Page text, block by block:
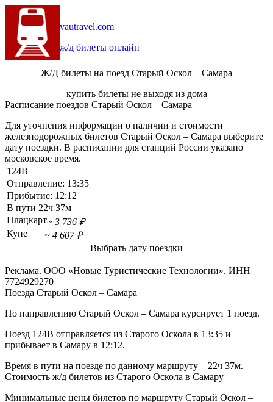
vautravel.com
ж/д билеты онлайн
Ж/Д билеты на поезд Старый Оскол – Самара
купить билеты не выходя из дома
Расписание поездов Старый Оскол – Самара
Для уточнения информации о наличии и стоимости
железнодорожных билетов Старый Оскол – Самара выберите
дату поездки. В расписании для станций России указано
московское время.
124В
Отправление: 13:35
Прибытие: 12:12
В пути 22ч 37м
Плацкарт~ 3 736 ₽
Купе
~ 4 607 ₽
Выбрать дату поездки
Реклама. ООО «Новые Туристические Технологии». ИНН
7724929270
Поезда Старый Оскол – Самара
По направлению Старый Оскол – Самара курсирует 1 поезд.
Поезд 124В отправляется из Старого Оскола в 13:35 и
прибывает в Самару в 12:12.
Время в пути на поезде по данному маршруту – 22ч 37м.
Стоимость ж/д билетов из Старого Оскола в Самару
Минимальные цены билетов по маршруту Старый Оскол –